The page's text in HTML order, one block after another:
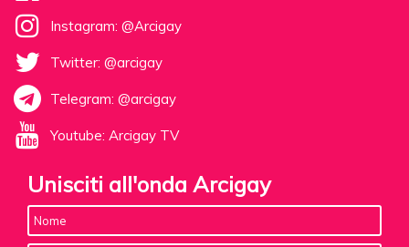
Instagram: @Arcigay
Twitter: @arcigay
Telegram: @arcigay
Youtube: Arcigay TV
Unisciti all'onda Arcigay